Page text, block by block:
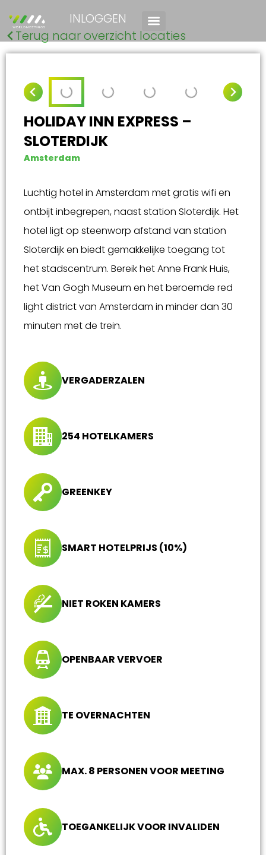
INLOGGEN
Terug naar overzicht locaties
HOLIDAY INN EXPRESS –
SLOTERDIJK
Amsterdam
Luchtig hotel in Amsterdam met gratis wifi en
ontbijt inbegrepen, naast station Sloterdijk. Het
hotel ligt op steenworp afstand van station
Sloterdijk en biedt gemakkelijke toegang tot
het stadscentrum. Bereik het Anne Frank Huis,
het Van Gogh Museum en het beroemde red
light district van Amsterdam in minder dan 30
minuten met de trein.
VERGADERZALEN
254 HOTELKAMERS
GREENKEY
SMART HOTELPRIJS (10%)
NIET ROKEN KAMERS
OPENBAAR VERVOER
TE OVERNACHTEN
MAX. 8 PERSONEN VOOR MEETING
TOEGANKELIJK VOOR INVALIDEN